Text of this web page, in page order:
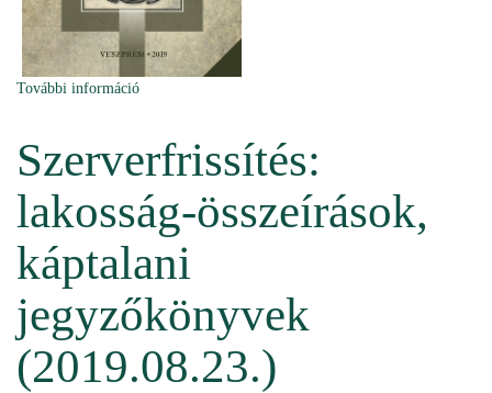
További információ
Szerverfrissítés:
lakosság-összeírások,
káptalani
jegyzőkönyvek
(2019.08.23.)